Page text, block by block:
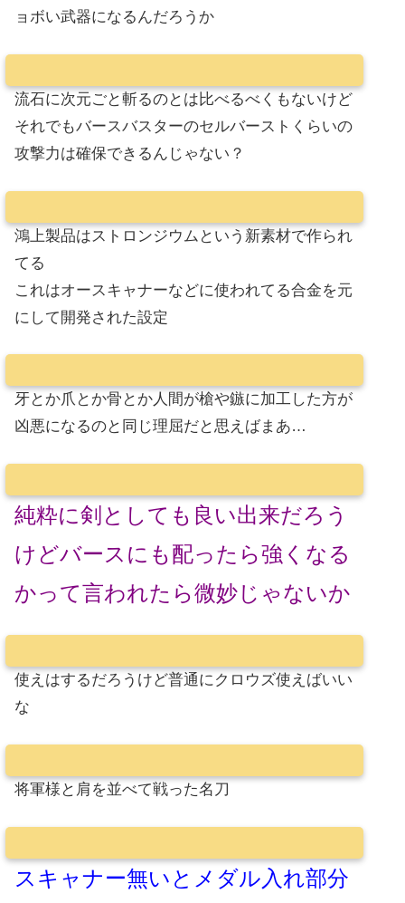
ョボい武器になるんだろうか
流石に次元ごと斬るのとは比べるべくもないけど
それでもバースバスターのセルバーストくらいの
攻撃力は確保できるんじゃない？
鴻上製品はストロンジウムという新素材で作られ
てる
これはオースキャナーなどに使われてる合金を元
にして開発された設定
牙とか爪とか骨とか人間が槍や鏃に加工した方が
凶悪になるのと同じ理屈だと思えばまあ…
純粋に剣としても良い出来だろう
けどバースにも配ったら強くなる
かって言われたら微妙じゃないか
使えはするだろうけど普通にクロウズ使えばいい
な
将軍様と肩を並べて戦った名刀
スキャナー無いとメダル入れ部分